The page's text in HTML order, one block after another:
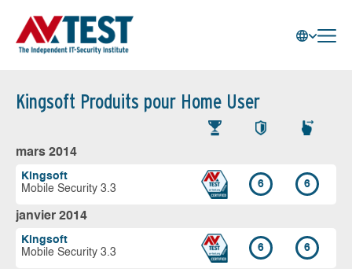
Kingsoft Produits pour Home User
mars 2014
Kingsoft
Mobile Security 3.3
6 6
janvier 2014
Kingsoft
Mobile Security 3.3
6 6